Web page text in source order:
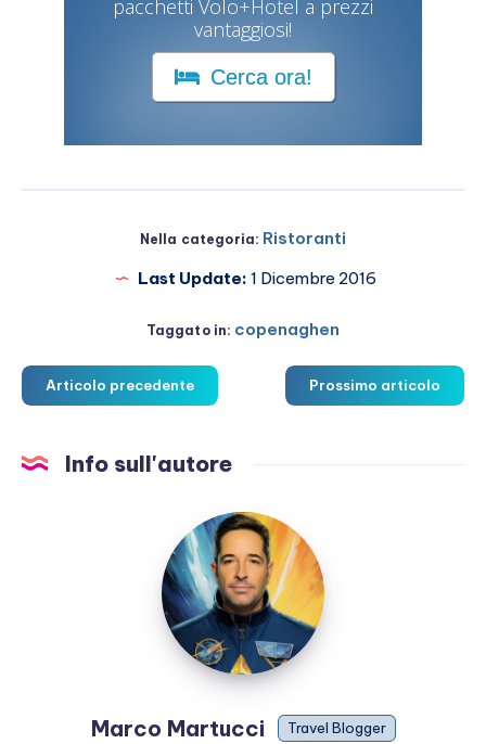
pacchetti Volo+Hotel a prezzi
vantaggiosi!
Cerca ora!
Nella categoria: Ristoranti
Last Update: 1 Dicembre 2016
Taggato in: copenaghen
Articolo precedente Prossimo articolo
Info sull'autore
Marco
Martucci
Marco Martucci Travel Blogger